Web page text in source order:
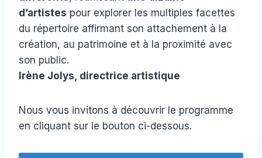
d’artistes pour explorer les multiples facettes
du répertoire affirmant son attachement à la
création, au patrimoine et à la proximité avec
son public.
Irène Jolys, directrice artistique
Nous vous invitons à découvrir le programme
en cliquant sur le bouton ci-dessous.